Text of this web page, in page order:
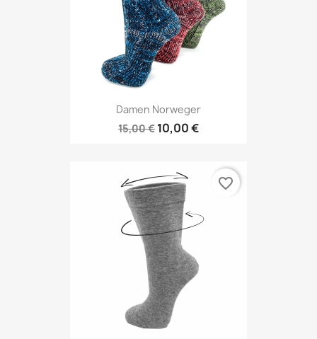
Damen Norweger
15,00 € 10,00 €
favorite_border